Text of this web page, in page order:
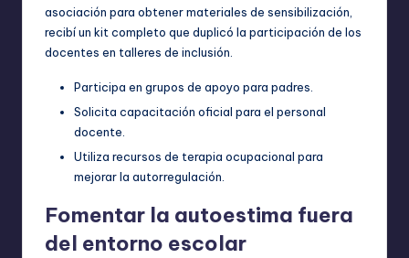
asociación para obtener materiales de sensibilización,
recibí un kit completo que duplicó la participación de los
docentes en talleres de inclusión.
Participa en grupos de apoyo para padres.
Solicita capacitación oficial para el personal
docente.
Utiliza recursos de terapia ocupacional para
mejorar la autorregulación.
Fomentar la autoestima fuera
del entorno escolar